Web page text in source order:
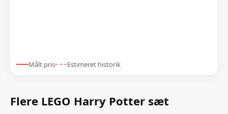
Målt pris Estimeret historik
Flere LEGO Harry Potter sæt